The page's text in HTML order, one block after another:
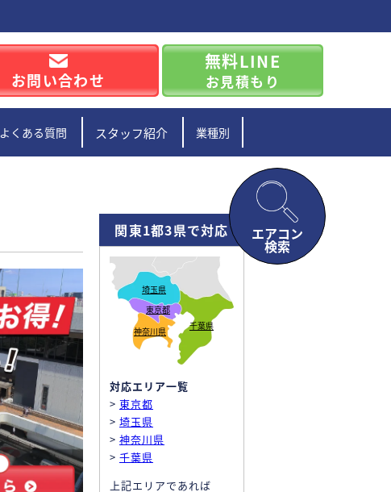
お問い合わせ
無料LINE
お見積もり
よくある質問 スタッフ紹介 業種別
エアコン
検索
関東1都3県で対応
東京都
埼玉県
神奈川県 千葉県
対応エリア一覧
> 東京都
> 埼玉県
> 神奈川県
> 千葉県
上記エリアであれば